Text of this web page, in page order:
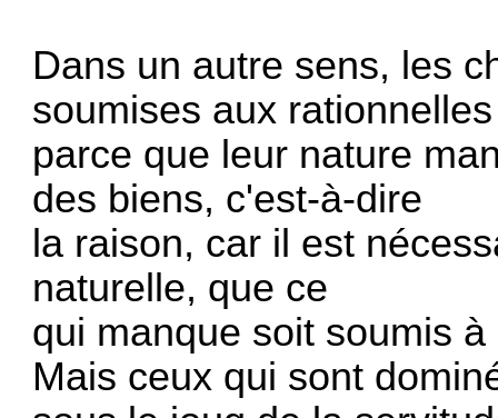
Dans un autre sens, les
soumises aux rationnelles
parce que leur nature
des biens, c'est-à-dire
la raison, car il est
naturelle, que ce
qui manque soit soumis
Mais ceux qui sont